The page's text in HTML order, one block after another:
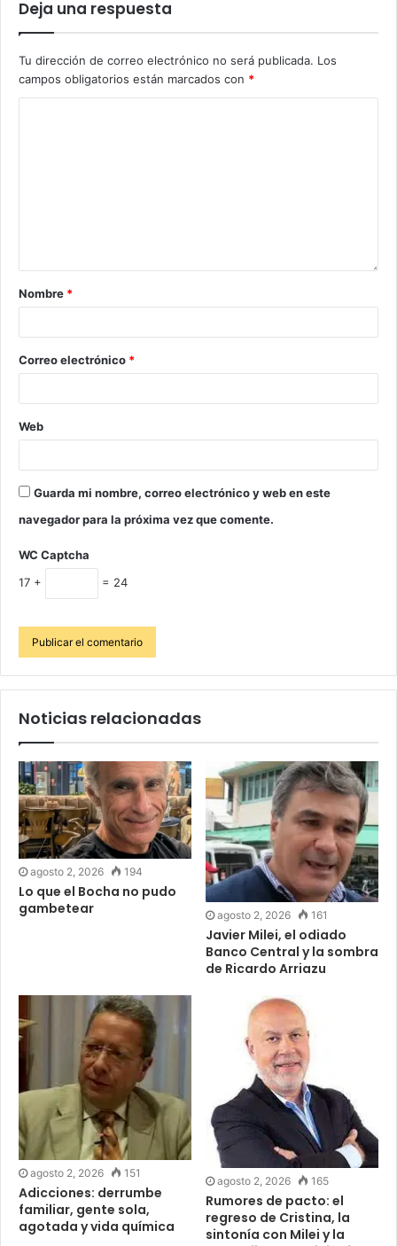
Deja una respuesta
Tu dirección de correo electrónico no será publicada. Los
campos obligatorios están marcados con *
Nombre *
Correo electrónico *
Web
Guarda mi nombre, correo electrónico y web en este
navegador para la próxima vez que comente.
WC Captcha
17 +
= 24
Noticias relacionadas
agosto 2, 2026 194
Lo que el Bocha no pudo
gambetear
agosto 2, 2026 161
Javier Milei, el odiado
Banco Central y la sombra
de Ricardo Arriazu
agosto 2, 2026 151
Adicciones: derrumbe
familiar, gente sola,
agotada y vida química
agosto 2, 2026 165
Rumores de pacto: el
regreso de Cristina, la
sintonía con Milei y la